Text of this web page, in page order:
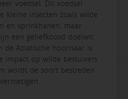
voedsel. Dit voedsel
kleine insecten zoals wilde
en sprinkhanen, maar
een geliefkoosd doelwit.
de Aziatische hoornaar is
impact op wilde bestuivers
wordt de soort bestreden